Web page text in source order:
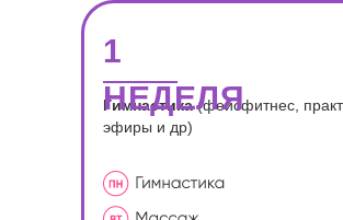
Гимнастика(фейсфитнес,
эфиры и др)
1
НЕДЕЛЯ